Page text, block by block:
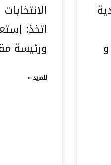
اتخذ:
ورئيسة
للمزيد »